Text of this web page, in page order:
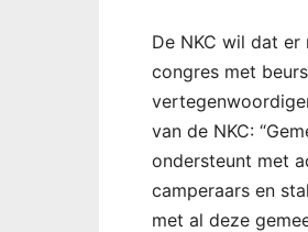
De NKC wil dat
congres met
van de NKC:
ondersteunt met
camperaars en
met al deze